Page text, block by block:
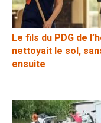
Le fils du PDG de
nettoyait le sol,
ensuite